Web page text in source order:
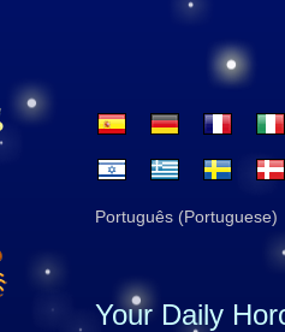
Português (Portuguese)
Your Daily